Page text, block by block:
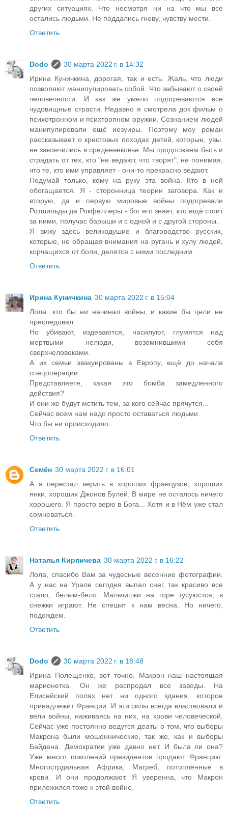
других ситуациях. Что несмотря ни на что мы все
остались людьми. Не поддались гневу, чувству мести.
Ответить
Dodo
30 марта 2022 г. в 14:32
Ирина Куничкина, дорогая, так и есть. Жаль, что люди
позволяют манипулировать собой. Что забывают о своей
человечности. И как же умело подогреваются все
чудовищные страсти. Недавно я смотрела док фильм о
психотронном и психтропном оружии. Сознанием людей
манипулировали ещё иезуиры. Поэтому моу роман
рассказывает о крестовых походах детей, которые, увы.
не закончились в средневековье. Мы продолжаем быть и
страдать от тех, кто "не ведают, что творят", не понимая,
что те, кто ими управляет - они-то прекрасно ведают.
Подумай только, кому на руку эта война. Кто в ней
обогащается. Я - сторонница теории заговора. Как и
вторую, да и первую мировые войны подогревали
Ротшильды да Рокфеллеры - бог его знает, кто ещё стоит
за ними, получас барыши и с одной и с другой стороны.
Я вижу здесь великодушие и благородство русских,
которые, не обращая внимания на ругань и хулу людей,
корчащихся от боли, делятся с ними последним.
Ответить
Ирина Куничкина 30 марта 2022 г. в 15:04
Лола. кто бы ни начинал войны, и какие бы цели не
преследовал.
Но убивают, издеваются, насилуют, глумятся над
мертвыми нелюди, возомнившими себя
сверхчеловеками.
А их семьи эвакуированы в Европу, ещё до начала
спецоперации.
Представляете, какая это бомба замедленного
действия?
И они же будут мстить тем, за кого сейчас прячутся...
Сейчас всем нам надо просто оставаться людьми.
Что бы ни происходило.
Ответить
Семён 30 марта 2022 г. в 16:01
А я перестал верить в хороших французов, хороших
янки, хороших Джонов Булей. В мире не осталось ничего
хорошего. Я просто верю в Бога... Хотя и в Нём уже стал
сомневаться.
Ответить
Наталья Кирпичева 30 марта 2022 г. в 16:22
Лола, спасибо Вам за чудесные весенние фотографии.
А у нас на Урале сегодня выпал снег, так красиво все
стало, белым-бело. Мальчишки на горе тусуюстся, в
снежки играют. Не спешит к нам весна. Но ничего,
подождем.
Ответить
Dodo
30 марта 2022 г. в 18:48
Ирина Полещенко, вот точно. Макрон наш настоящая
марионетка. Он же распродал все заводы. На
Елисейский полях нет ни одного здания, которое
принадлежит Франции. И эти силы всегда властвовали и
вели войны, наживаясь на них, на крови человеческой.
Сейчас уже постоянно ведутся деаты о том, что выборы
Макрона были мошеннические, так же, как и выборы
Байдена. Демократии уже давно нет. И была ли она?
Уже много поколений президентов продают Францию.
Многострдальная Африка, Магреб, потоплённые в
крови. И они продолжают. Я уверенна, что Макрон
приложился тоже к этой войне.
Ответить